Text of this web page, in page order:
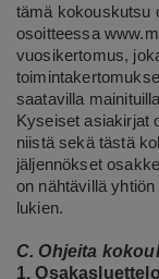
tämä kokouskutsu
osoitteessa
vuosikertomus,
saatavilla
Kyseiset asiakirjat
niistä sekä tästä
jäljennökset
on nähtävillä
lukien.
C. Ohjeita
1.